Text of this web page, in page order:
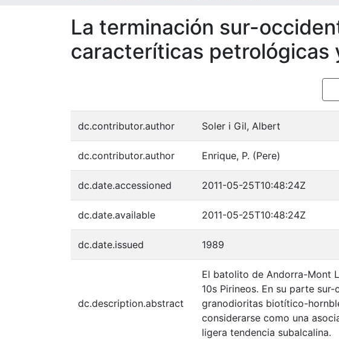
La terminación sur-
caracteríticas petrológicas
dc.contributor.author Soler i Gil, Albert
dc.contributor.author Enrique, P. (Pere)
dc.date.accessioned 2011-05-25T10:48:24Z
dc.date.available 2011-05-25T10:48:24Z
dc.date.issued 1989
dc.description.abstract
El batolito de Andorra-Mont
10s Pirineos. En su parte
granodioritas biotítico-
considerarse como una
ligera tendencia subalcalina.